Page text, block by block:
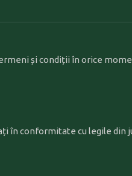
și condiții în orice
în conformitate cu legile din